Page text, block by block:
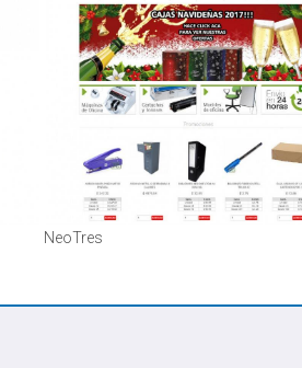
NeoTres